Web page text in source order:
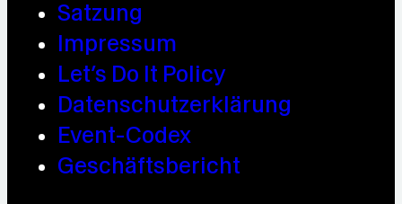
Satzung
Impressum
Let’s Do It Policy
Datenschutzerklärung
Event-Codex
Geschäftsbericht